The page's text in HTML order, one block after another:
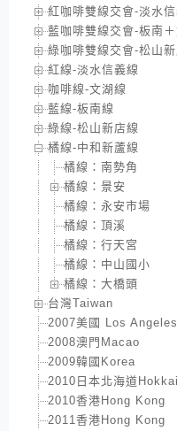
紅咖啡雙線交會-淡水
藍咖啡雙線交會-板南＋
綠咖啡雙線交會-松山
紅線-淡水信義線
咖啡線-文湖線
藍線-板南線
綠線-松山新店線
橘線-中和新蘆線
橘線：南勢角
橘線：景安
橘線：永安市場
橘線：頂溪
橘線：行天宮
橘線：中山國小
橘線：大橋頭
台灣Taiwan
2007美國 Los Angeles
2008澳門Macao
2009韓國Korea
2010日本北海道
2010香港Hong Kong
2011香港Hong Kong